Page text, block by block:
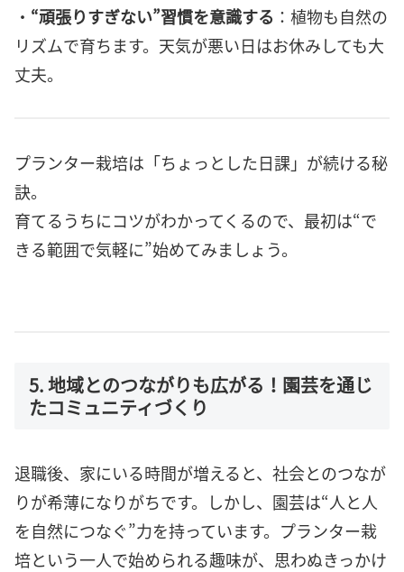
・ “頑張りすぎない”習慣を意識する ：植物も自然の
リズムで育ちます。天気が悪い日はお休みしても大
丈夫。
プランター栽培は「ちょっとした日課」が続ける秘
訣。
育てるうちにコツがわかってくるので、最初は“で
きる範囲で気軽に”始めてみましょう。
5. 地域とのつながりも広がる！園芸を通じ
たコミュニティづくり
退職後、家にいる時間が増えると、社会とのつなが
りが希薄になりがちです。しかし、園芸は“人と人
を自然につなぐ”力を持っています。プランター栽
培という一人で始められる趣味が、思わぬきっかけ